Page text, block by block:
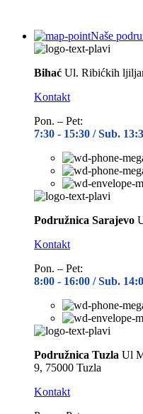
Naše
Bihać Ul. Ribićkih
Kontakt
Pon. – Pet:
7:30 - 15:30 / Sub.
Podružnica Sarajevo
Kontakt
Pon. – Pet:
8:00 - 16:00 / Sub.
Podružnica Tuzla Ul
9, 75000 Tuzla
Kontakt